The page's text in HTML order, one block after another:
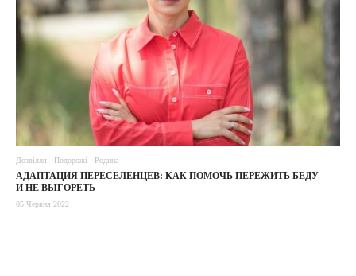
Дозвілля Подорожі Родина
АДАПТАЦИЯ ПЕРЕСЕЛЕНЦЕВ: КАК ПОМОЧЬ ПЕРЕЖИТЬ БЕДУ
И НЕ ВЫГОРЕТЬ
05 Червня 2022